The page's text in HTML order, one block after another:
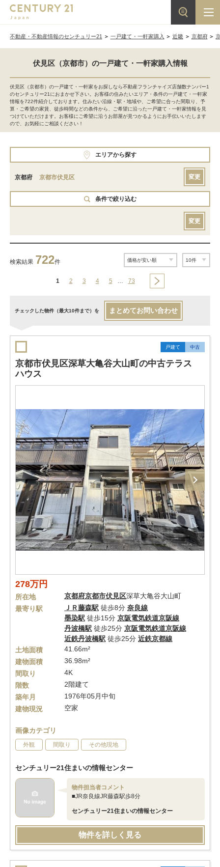
不動産・不動産情報のセンチュリー21 一戸建て・一軒家購入 近畿 京都府
伏見区（京都市）の一戸建て・一軒家購入情報
伏見区（京都市）の一戸建て・一軒家をお探しなら不動産フランチャイズ店舗数ナンバー1
のセンチュリー21におまかせ下さい。お客様の住みたいエリア・条件の一戸建て・一軒家
情報を722件紹介しております。住みたい沿線・駅・地域や、ご希望に合った間取り、予
算・ご希望の家賃、徒歩時間などの条件から、ご希望に沿った一戸建て・一軒家情報を見
つけていただけます。お客様にご希望に沿うお部屋が見つかるようにお手伝いいたします
ので、お気軽にご相談ください！
エリアから探す
京都府 京都市伏見区 変更
条件で絞り込む
変更
検索結果 722件
1 2 3 4 5 … 73
チェックした物件（最大10件まで）を まとめてお問い合わせ
戸建て 中古
京都市伏見区深草大亀谷大山町の中古テラス
ハウス
278万円
所在地 京都府京都市伏見区深草大亀谷大山町
最寄り駅
ＪＲ藤森駅 徒歩8分 奈良線
墨染駅 徒歩15分 京阪電気鉄道京阪線
丹波橋駅 徒歩25分 京阪電気鉄道京阪線
近鉄丹波橋駅 徒歩25分 近鉄京都線
土地面積
41.66m²
建物面積
36.98m²
間取り
4K
階数
2階建て
築年月
1976年05月中旬
建物現況
空家
画像カテゴリ
外観 間取り その他現地
センチュリー21住まいの情報センター
物件担当者コメント
■JR奈良線JR藤森駅歩8分
センチュリー21住まいの情報センター
物件を詳しく見る